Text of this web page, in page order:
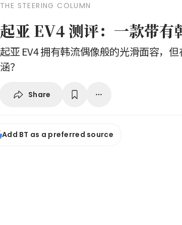
THE STEERING COLUMN
起亚 EV4 测评：一款带有
起亚 EV4 拥有韩流偶像般的光滑面容，
涵？
Share
Add BT as a preferred source